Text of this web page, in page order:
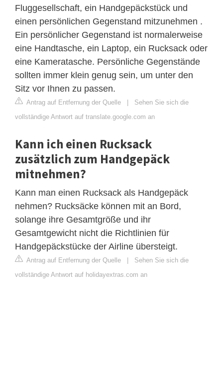
Fluggesellschaft, ein Handgepäckstück und
einen persönlichen Gegenstand mitzunehmen .
Ein persönlicher Gegenstand ist normalerweise
eine Handtasche, ein Laptop, ein Rucksack oder
eine Kameratasche. Persönliche Gegenstände
sollten immer klein genug sein, um unter den
Sitz vor Ihnen zu passen.
Antrag auf Entfernung der Quelle | Sehen Sie sich die
vollständige Antwort auf translate.google.com an
Kann ich einen Rucksack
zusätzlich zum Handgepäck
mitnehmen?
Kann man einen Rucksack als Handgepäck
nehmen? Rucksäcke können mit an Bord,
solange ihre Gesamtgröße und ihr
Gesamtgewicht nicht die Richtlinien für
Handgepäckstücke der Airline übersteigt.
Antrag auf Entfernung der Quelle | Sehen Sie sich die
vollständige Antwort auf holidayextras.com an